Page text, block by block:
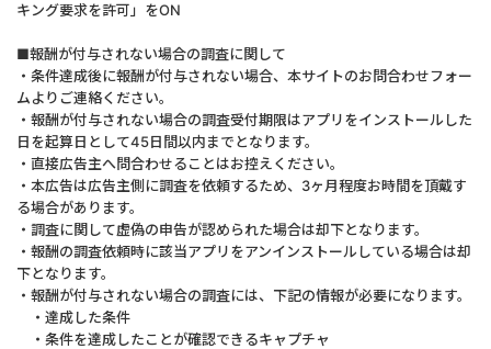
キング要求を許可」をON
■報酬が付与されない場合の調査に関して
・条件達成後に報酬が付与されない場合、本サイトのお問合わせフォー
ムよりご連絡ください。
・報酬が付与されない場合の調査受付期限はアプリをインストールした
日を起算日として45日間以内までとなります。
・直接広告主へ問合わせることはお控えください。
・本広告は広告主側に調査を依頼するため、3ヶ月程度お時間を頂戴す
る場合があります。
・調査に関して虚偽の申告が認められた場合は却下となります。
・報酬の調査依頼時に該当アプリをアンインストールしている場合は却
下となります。
・報酬が付与されない場合の調査には、下記の情報が必要になります。
・達成した条件
・条件を達成したことが確認できるキャプチャ